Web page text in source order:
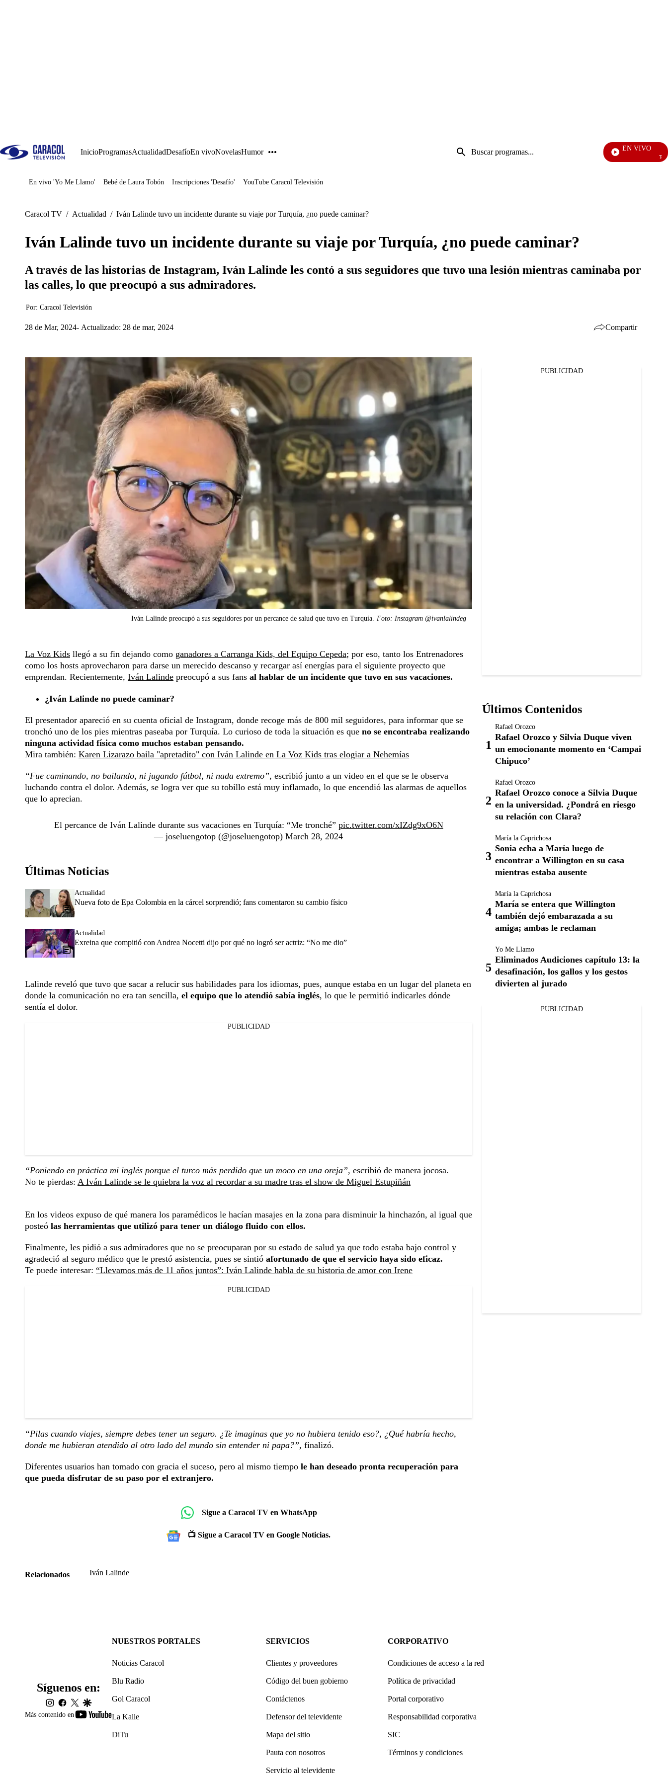
InicioProgramasActualidadDesafíoEn vivoNovelasHumor
Entrada
de
EN VIVO
Televentas
Juegos
En vivo 'Yo Me Llamo' Bebé de Laura Tobón Inscripciones 'Desafío' YouTube Caracol Televisión
Caracol TV / Actualidad / Iván Lalinde tuvo un incidente durante su viaje por Turquía, ¿no puede caminar?
Iván Lalinde tuvo un incidente durante su viaje por Turquía, ¿no puede caminar?
A través de las historias de Instagram, Iván Lalinde les contó a sus seguidores que tuvo una lesión mientras caminaba por
las calles, lo que preocupó a sus admiradores.
Por: Caracol Televisión
28 de Mar, 2024 Actualizado: 28 de mar, 2024 Compartir
Twitter
Iván Lalinde preocupó a sus seguidores por un percance de salud que tuvo en Turquía. Foto: Instagram @ivanlalindeg
La Voz Kids llegó a su fin dejando como ganadores a Carranga Kids, del Equipo Cepeda; por eso, tanto los Entrenadores
como los hosts aprovecharon para darse un merecido descanso y recargar así energías para el siguiente proyecto que
emprendan. Recientemente, Iván Lalinde preocupó a sus fans al hablar de un incidente que tuvo en sus vacaciones.
¿Iván Lalinde no puede caminar?
El presentador apareció en su cuenta oficial de Instagram, donde recoge más de 800 mil seguidores, para informar que se
tronchó uno de los pies mientras paseaba por Turquía. Lo curioso de toda la situación es que no se encontraba realizando
ninguna actividad física como muchos estaban pensando.
Mira también: Karen Lizarazo baila "apretadito" con Iván Lalinde en La Voz Kids tras elogiar a Nehemías
“Fue caminando, no bailando, ni jugando fútbol, ni nada extremo”, escribió junto a un video en el que se le observa
luchando contra el dolor. Además, se logra ver que su tobillo está muy inflamado, lo que encendió las alarmas de aquellos
que lo aprecian.
El percance de Iván Lalinde durante sus vacaciones en Turquía: “Me tronché” pic.twitter.com/xIZdg9xO6N
— joseluengotop (@joseluengotop) March 28, 2024
Últimas Noticias
Actualidad
Nueva foto de Epa Colombia en la cárcel sorprendió; fans comentaron su cambio físico
Actualidad
Exreina que compitió con Andrea Nocetti dijo por qué no logró ser actriz: “No me dio”
Lalinde reveló que tuvo que sacar a relucir sus habilidades para los idiomas, pues, aunque estaba en un lugar del planeta en
donde la comunicación no era tan sencilla, el equipo que lo atendió sabía inglés, lo que le permitió indicarles dónde
sentía el dolor.
PUBLICIDAD
“Poniendo en práctica mi inglés porque el turco más perdido que un moco en una oreja”, escribió de manera jocosa.
No te pierdas: A Iván Lalinde se le quiebra la voz al recordar a su madre tras el show de Miguel Estupiñán
En los videos expuso de qué manera los paramédicos le hacían masajes en la zona para disminuir la hinchazón, al igual que
posteó las herramientas que utilizó para tener un diálogo fluido con ellos.
Finalmente, les pidió a sus admiradores que no se preocuparan por su estado de salud ya que todo estaba bajo control y
agradeció al seguro médico que le prestó asistencia, pues se sintió afortunado de que el servicio haya sido eficaz.
Te puede interesar: “Llevamos más de 11 años juntos”: Iván Lalinde habla de su historia de amor con Irene
PUBLICIDAD
“Pilas cuando viajes, siempre debes tener un seguro. ¿Te imaginas que yo no hubiera tenido eso?, ¿Qué habría hecho,
donde me hubieran atendido al otro lado del mundo sin entender ni papa?”, finalizó.
Diferentes usuarios han tomado con gracia el suceso, pero al mismo tiempo le han deseado pronta recuperación para
que pueda disfrutar de su paso por el extranjero.
Sigue a Caracol TV en WhatsApp
📺 Sigue a Caracol TV en Google Noticias.
Relacionados Iván Lalinde
PUBLICIDAD
Últimos Contenidos
Rafael Orozco
Rafael Orozco y Silvia Duque viven
un emocionante momento en ‘Campai
Chipuco’
Rafael Orozco
Rafael Orozco conoce a Silvia Duque
en la universidad. ¿Pondrá en riesgo
su relación con Clara?
María la Caprichosa
Sonia echa a María luego de
encontrar a Willington en su casa
mientras estaba ausente
María la Caprichosa
María se entera que Willington
también dejó embarazada a su
amiga; ambas le reclaman
Yo Me Llamo
Eliminados Audiciones capítulo 13: la
desafinación, los gallos y los gestos
divierten al jurado
PUBLICIDAD
Más contenido en
youtube-
Síguenos en:
instagram
facebook
twittergoogle
NUESTROS PORTALES
Noticias Caracol
Blu Radio
Gol Caracol
La Kalle
DiTu
SERVICIOS
Clientes y proveedores
Código del buen gobierno
Contáctenos
Defensor del televidente
Mapa del sitio
Pauta con nosotros
Servicio al televidente
CORPORATIVO
Condiciones de acceso a la red
Política de privacidad
Portal corporativo
Responsabilidad corporativa
SIC
Términos y condiciones